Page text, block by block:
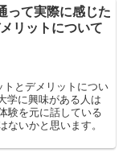
って実際に感じた
リットについて
とデメリットについ
学に興味がある人は
験を元に話している
いかと思います。